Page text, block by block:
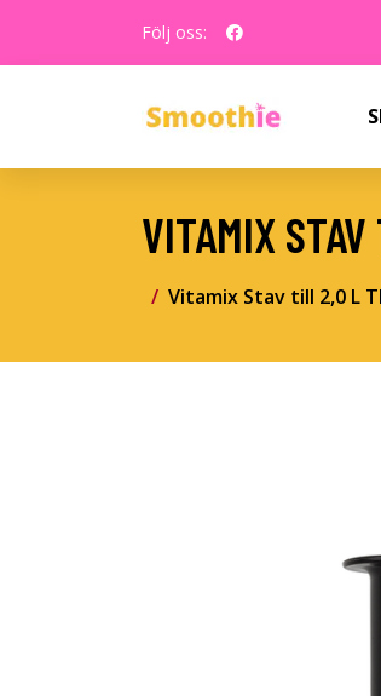
Följ oss:
VITAMIX
Vitamix Stav till 2,0 L